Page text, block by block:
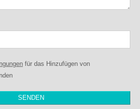
für das Hinzufügen von